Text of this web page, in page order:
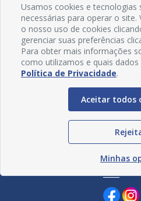
Redes
Usamos cookies e tecnologias
necessárias para operar o
o nosso uso de cookies
gerenciar suas preferências
Para obter mais informações
como utilizamos e quais
Política de Privacidade.
Aceitar todos
Minhas